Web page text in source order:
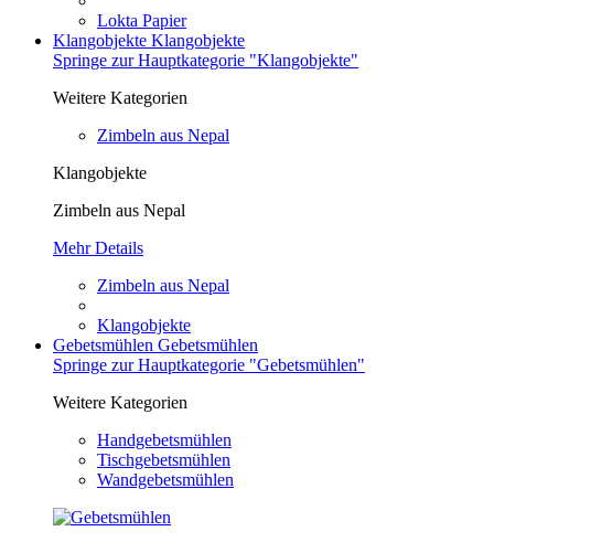
Lokta Papier
Klangobjekte Klangobjekte
Springe zur Hauptkategorie "Klangobjekte"
Weitere Kategorien
Zimbeln aus Nepal
Klangobjekte
Zimbeln aus Nepal
Mehr Details
Zimbeln aus Nepal
Klangobjekte
Gebetsmühlen Gebetsmühlen
Springe zur Hauptkategorie "Gebetsmühlen"
Weitere Kategorien
Handgebetsmühlen
Tischgebetsmühlen
Wandgebetsmühlen